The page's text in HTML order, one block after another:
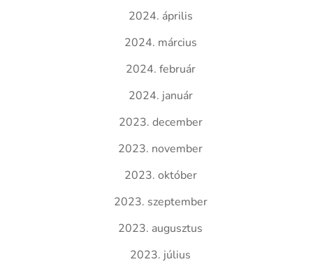
2024. április
2024. március
2024. február
2024. január
2023. december
2023. november
2023. október
2023. szeptember
2023. augusztus
2023. július